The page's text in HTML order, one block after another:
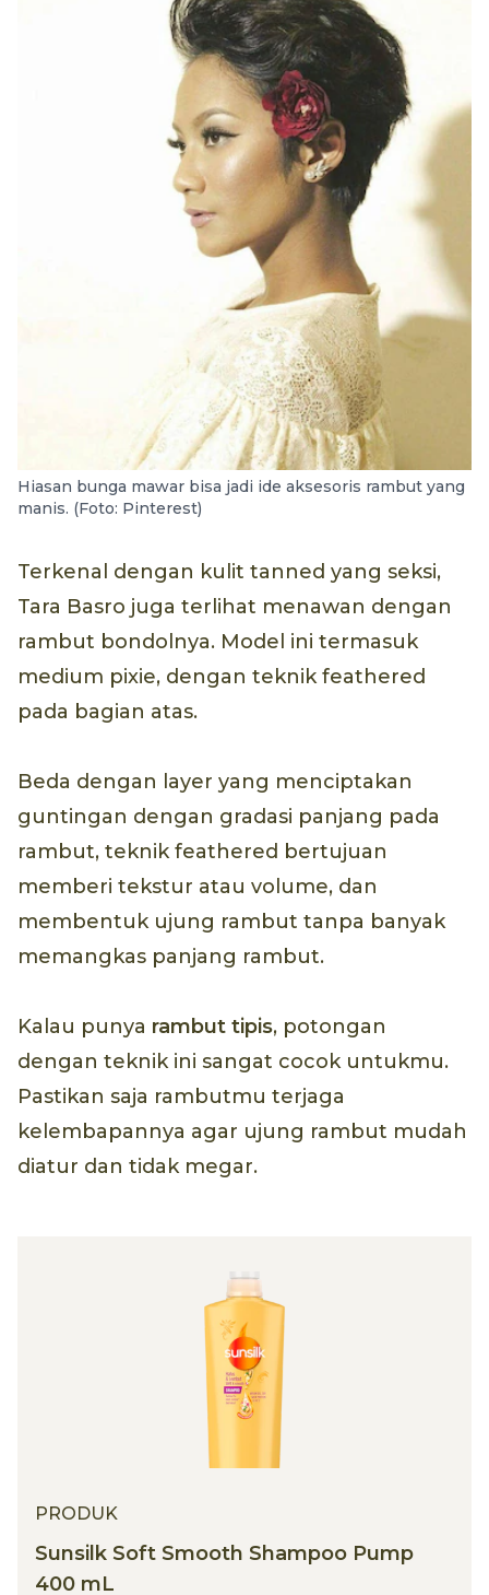
Hiasan bunga mawar bisa jadi ide aksesoris rambut yang
manis. (Foto: Pinterest)
Terkenal dengan kulit tanned yang seksi,
Tara Basro juga terlihat menawan dengan
rambut bondolnya. Model ini termasuk
medium pixie, dengan teknik feathered
pada bagian atas.
Beda dengan layer yang menciptakan
guntingan dengan gradasi panjang pada
rambut, teknik feathered bertujuan
memberi tekstur atau volume, dan
membentuk ujung rambut tanpa banyak
memangkas panjang rambut.
Kalau punya rambut tipis, potongan
dengan teknik ini sangat cocok untukmu.
Pastikan saja rambutmu terjaga
kelembapannya agar ujung rambut mudah
diatur dan tidak megar.
PRODUK
Sunsilk Soft Smooth Shampoo Pump
400 mL